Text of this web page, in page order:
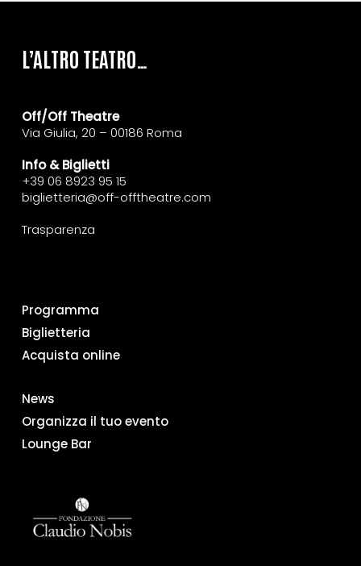
L’ALTRO TEATRO…
Off/Off Theatre
Via Giulia, 20 – 00186 Roma
Info & Biglietti
+39 06 8923 95 15
biglietteria@off-offtheatre.com
Trasparenza
Programma
Biglietteria
Acquista online
News
Organizza il tuo evento
Lounge Bar